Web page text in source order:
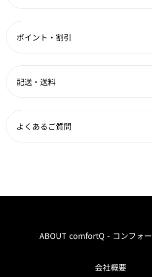
ポイント・割引
配送・送料
よくあるご質問
ABOUT comfortQ - コンフォ
会社概要